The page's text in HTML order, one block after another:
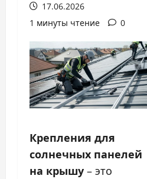
17.06.2026
1 минуты чтение
0
Крепления для
солнечных панелей
на крышу – это